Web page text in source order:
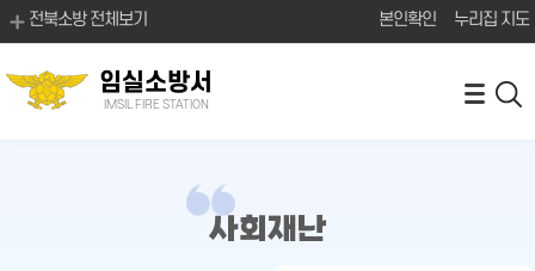
전북소방 전체보기 본인확인 누리집 지도
임실소방서
IMSIL FIRE STATION
사회재난